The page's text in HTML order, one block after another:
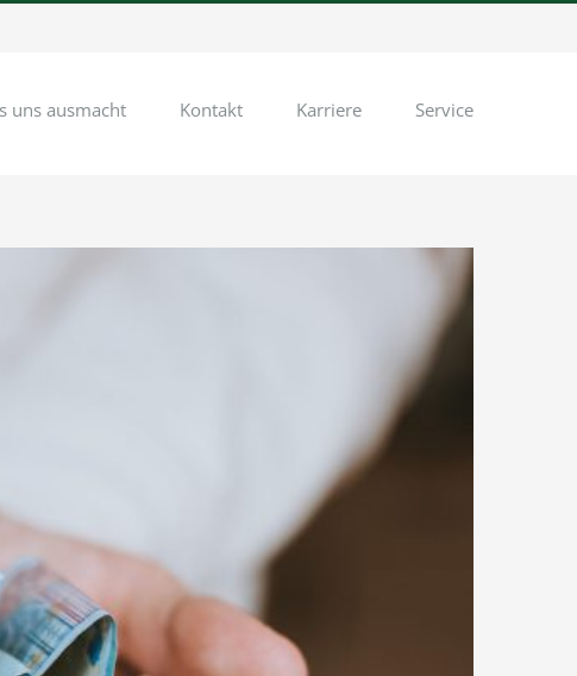
uns ausmacht Kontakt Karriere Service